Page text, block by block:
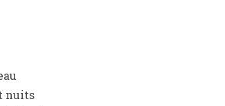
nuits